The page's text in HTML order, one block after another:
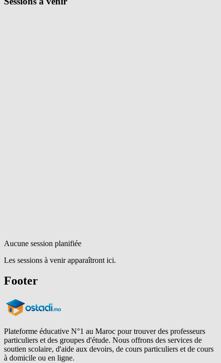
Aucune session planifiée
Les sessions à venir apparaîtront ici.
Footer
Plateforme éducative N°1 au Maroc pour trouver des professeurs
particuliers et des groupes d'étude. Nous offrons des services de
soutien scolaire, d'aide aux devoirs, de cours particuliers et de cours
à domicile ou en ligne.